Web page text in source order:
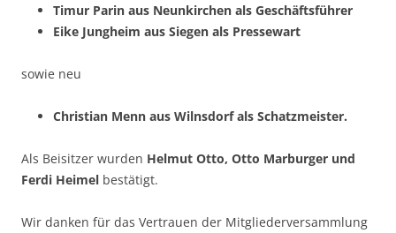
Timur Parin aus Neunkirchen als Geschäftsführer
Eike Jungheim aus Siegen als Pressewart
sowie neu
Christian Menn aus Wilnsdorf als Schatzmeister.
Als Beisitzer wurden Helmut Otto, Otto Marburger und
Ferdi Heimel bestätigt.
Wir danken für das Vertrauen der Mitgliederversammlung